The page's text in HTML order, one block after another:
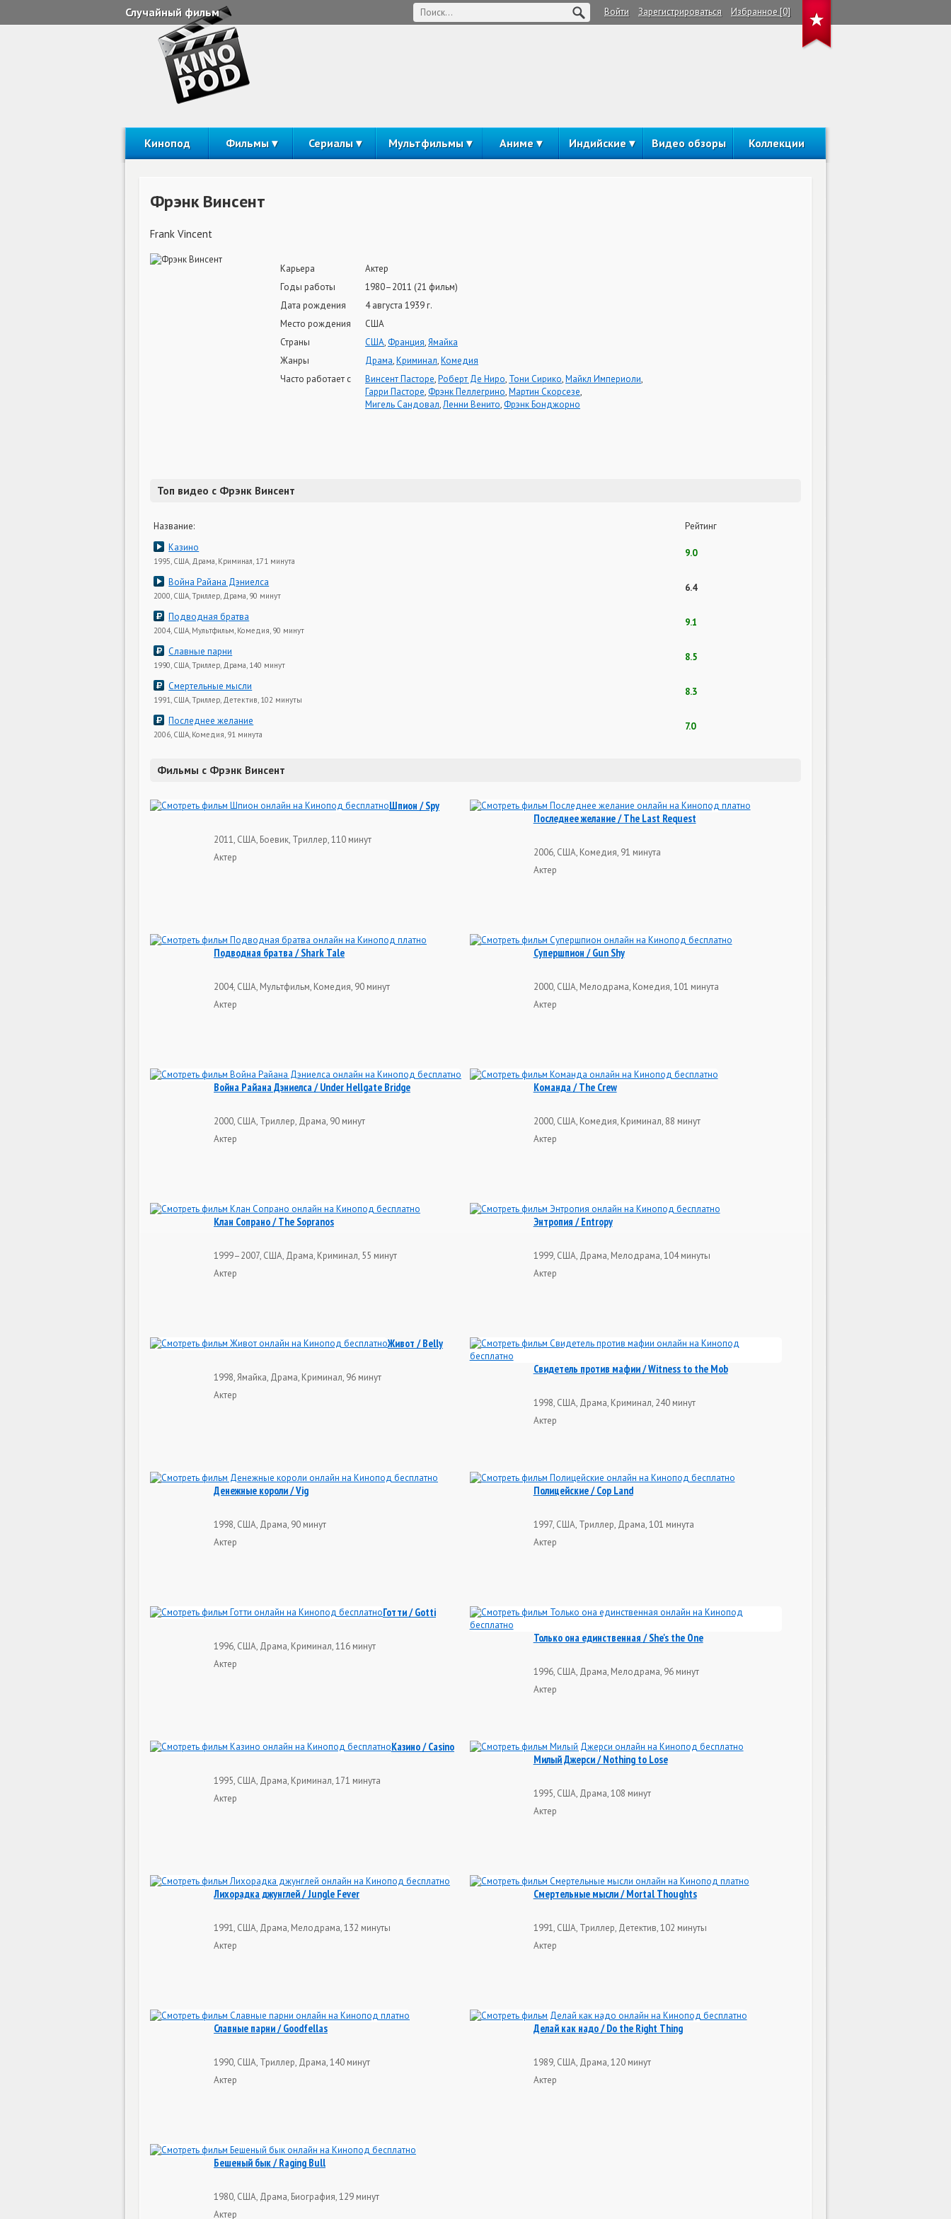
Случайный фильм Войти Зарегистрироваться Избранное [0]
Кинопод Фильмы Сериалы Мультфильмы Аниме Индийские Видео обзоры Коллекции
Фрэнк Винсент
Frank Vincent
Карьера
Актер
Годы работы
1980–2011 (21 фильм)
Дата рождения
4 августа 1939 г.
Место рождения
США
Страны
США,Франция,Ямайка
Жанры
Драма,Криминал,Комедия
Часто работает с
Винсент Пасторе,Роберт Де Ниро, Тони Сирико,Майкл Империоли,
Гарри Пасторе,Фрэнк Пеллегрино,Мартин Скорсезе,
Мигель Сандовал,Ленни Венито,Фрэнк Бонджорно
Топ видео с Фрэнк Винсент
Название:
Рейтинг
Казино
1995, США, Драма, Криминал, 171 минута
9.0
Война Райана Дэниелса
2000, США, Триллер, Драма, 90 минут
6.4
Подводная братва
2004, США, Мультфильм, Комедия, 90 минут
9.1
Славные парни
1990, США, Триллер, Драма, 140 минут
8.5
Смертельные мысли
1991, США, Триллер, Детектив, 102 минуты
8.3
Последнее желание
2006, США, Комедия, 91 минута
7.0
Фильмы с Фрэнк Винсент
Шпион / Spy
2011, США, Боевик, Триллер, 110 минут
Актер
Последнее желание / The Last Request
2006, США, Комедия, 91 минута
Актер
Подводная братва / Shark Tale
2004, США, Мультфильм, Комедия, 90 минут
Актер
Супершпион / Gun Shy
2000, США, Мелодрама, Комедия, 101 минута
Актер
Война Райана Дэниелса / Under Hellgate Bridge
2000, США, Триллер, Драма, 90 минут
Актер
Команда / The Crew
2000, США, Комедия, Криминал, 88 минут
Актер
Клан Сопрано / The Sopranos
1999–2007, США, Драма, Криминал, 55 минут
Актер
Энтропия / Entropy
1999, США, Драма, Мелодрама, 104 минуты
Актер
Живот / Belly
1998, Ямайка, Драма, Криминал, 96 минут
Актер
Свидетель против мафии / Witness to the Mob
1998, США, Драма, Криминал, 240 минут
Актер
Денежные короли / Vig
1998, США, Драма, 90 минут
Актер
Полицейские / Cop Land
1997, США, Триллер, Драма, 101 минута
Актер
Готти / Gotti
1996, США, Драма, Криминал, 116 минут
Актер
Только она единственная / She's the One
1996, США, Драма, Мелодрама, 96 минут
Актер
Казино / Casino
1995, США, Драма, Криминал, 171 минута
Актер
Милый Джерси / Nothing to Lose
1995, США, Драма, 108 минут
Актер
Лихорадка джунглей / Jungle Fever
1991, США, Драма, Мелодрама, 132 минуты
Актер
Смертельные мысли / Mortal Thoughts
1991, США, Триллер, Детектив, 102 минуты
Актер
Славные парни / Goodfellas
1990, США, Триллер, Драма, 140 минут
Актер
Делай как надо / Do the Right Thing
1989, США, Драма, 120 минут
Актер
Бешеный бык / Raging Bull
1980, США, Драма, Биография, 129 минут
Актер